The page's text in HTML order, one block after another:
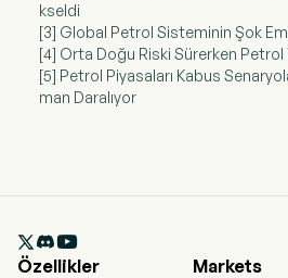
kseldi
[3] Global Petrol Sisteminin Şok
[4] Orta Doğu Riski Sürerken
[5] Petrol Piyasaları Kabus
man Daralıyor

Özellikler
Markets